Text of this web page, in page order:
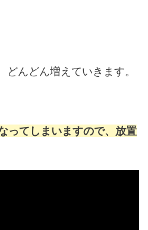
どんどん増えていきます。
ってしまいますので、放置